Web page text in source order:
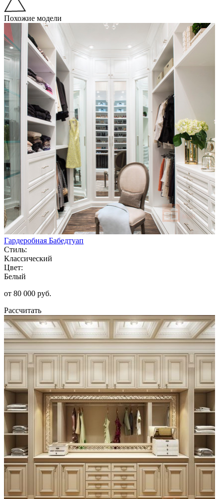
Похожие модели
Гардеробная Бабедтуап
Стиль:
Классический
Цвет:
Белый
от 80 000 руб.
Рассчитать